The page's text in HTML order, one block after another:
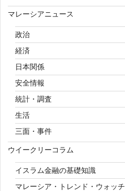
マレーシアニュース
政治
経済
日本関係
安全情報
統計・調査
生活
三面・事件
ウイークリーコラム
イスラム金融の基礎知識
マレーシア・トレンド・ウォッチ